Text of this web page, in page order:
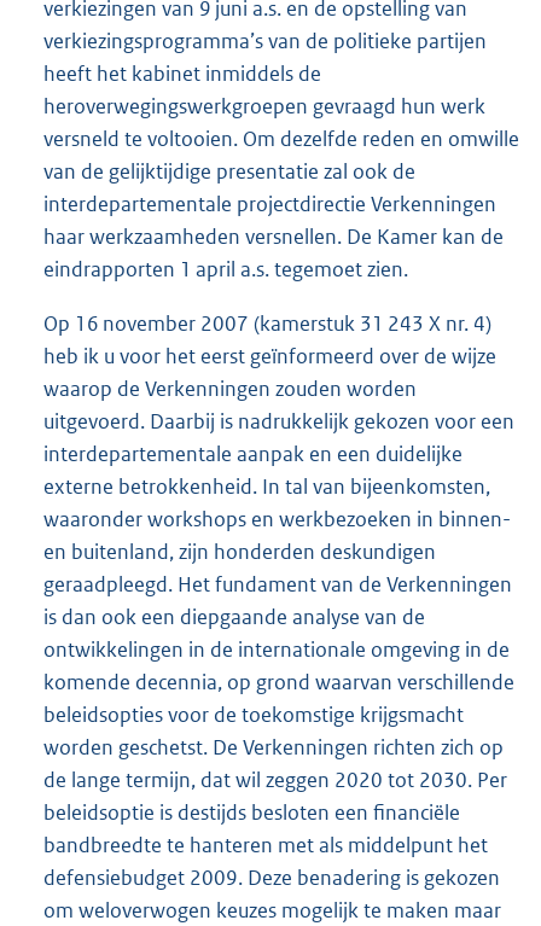
verkiezingen van 9 juni a.s. en de opstelling van
verkiezingsprogramma’s van de politieke partijen
heeft het kabinet inmiddels de
heroverwegingswerkgroepen gevraagd hun werk
versneld te voltooien. Om dezelfde reden en omwille
van de gelijktijdige presentatie zal ook de
interdepartementale projectdirectie Verkenningen
haar werkzaamheden versnellen. De Kamer kan de
eindrapporten 1 april a.s. tegemoet zien.
Op 16 november 2007 (kamerstuk 31 243 X nr. 4)
heb ik u voor het eerst geïnformeerd over de wijze
waarop de Verkenningen zouden worden
uitgevoerd. Daarbij is nadrukkelijk gekozen voor een
interdepartementale aanpak en een duidelijke
externe betrokkenheid. In tal van bijeenkomsten,
waaronder workshops en werkbezoeken in binnen-
en buitenland, zijn honderden deskundigen
geraadpleegd. Het fundament van de Verkenningen
is dan ook een diepgaande analyse van de
ontwikkelingen in de internationale omgeving in de
komende decennia, op grond waarvan verschillende
beleidsopties voor de toekomstige krijgsmacht
worden geschetst. De Verkenningen richten zich op
de lange termijn, dat wil zeggen 2020 tot 2030. Per
beleidsoptie is destijds besloten een financiële
bandbreedte te hanteren met als middelpunt het
defensiebudget 2009. Deze benadering is gekozen
om weloverwogen keuzes mogelijk te maken maar